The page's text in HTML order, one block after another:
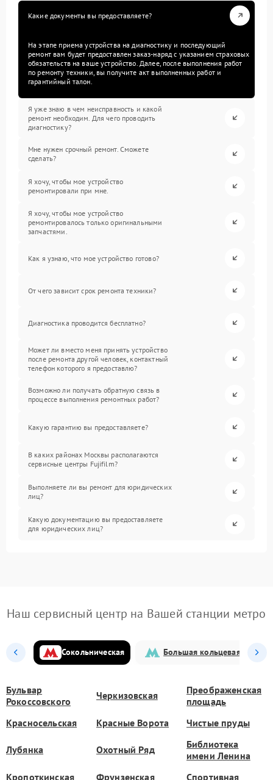
Какие документы вы предоставляете?
На этапе приема устройства на диагностику и последующий
ремонт вам будет предоставлен заказ-наряд с указанием страховых
обязательств на ваше устройство. Далее, после выполнения работ
по ремонту техники, вы получите акт выполненных работ и
гарантийный талон.
Я уже знаю в чем неисправность и какой
ремонт необходим. Для чего проводить
диагностику?
Мне нужен срочный ремонт. Сможете
сделать?
Я хочу, чтобы мое устройство
ремонтировали при мне.
Я хочу, чтобы мое устройство
ремонтировалось только оригинальными
запчастями.
Как я узнаю, что мое устройство готово?
От чего зависит срок ремонта техники?
Диагностика проводится бесплатно?
Может ли вместо меня принять устройство
после ремонта другой человек, контактный
телефон которого я предоставлю?
Возможно ли получать обратную связь в
процессе выполнения ремонтных работ?
Какую гарантию вы предоставляете?
В каких районах Москвы располагаются
сервисные центры Fujifilm?
Выполняете ли вы ремонт для юридических
лиц?
Какую документацию вы предоставляете
для юридических лиц?
Наш сервисный центр на Вашей станции метро
Сокольническая Большая кольцевая
Бульвар
Рокоссовского
Черкизовская
Преображенская
площадь
Красносельская
Красные Ворота Чистые пруды
Лубянка Охотный Ряд
Библиотека
имени Ленина
Кропоткинская
Фрунзенская Спортивная